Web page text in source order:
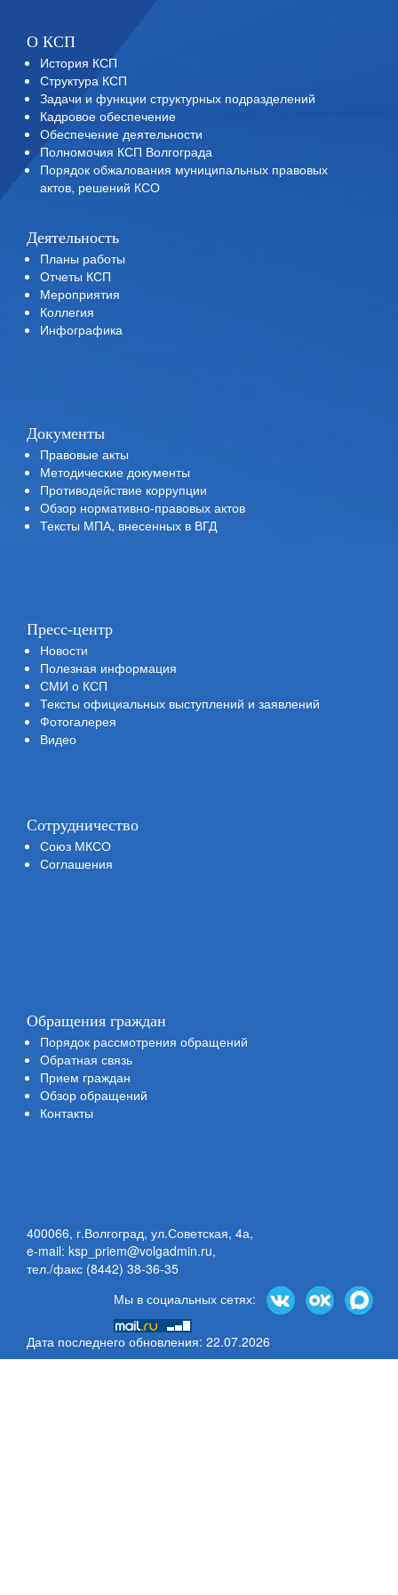
О КСП
История КСП
Структура КСП
Задачи и функции структурных подразделений
Кадровое обеспечение
Обеспечение деятельности
Полномочия КСП Волгограда
Порядок обжалования муниципальных правовых
актов, решений КСО
Деятельность
Планы работы
Отчеты КСП
Мероприятия
Коллегия
Инфографика
Документы
Правовые акты
Методические документы
Противодействие коррупции
Обзор нормативно-правовых актов
Тексты МПА, внесенных в ВГД
Пресс-центр
Новости
Полезная информация
СМИ о КСП
Тексты официальных выступлений и заявлений
Фотогалерея
Видео
Сотрудничество
Союз МКСО
Соглашения
Обращения граждан
Порядок рассмотрения обращений
Обратная связь
Прием граждан
Обзор обращений
Контакты
400066, г.Волгоград, ул.Советская, 4а,
e-mail: ksp_priem@volgadmin.ru,
тел./факс (8442) 38-36-35
Мы в социальных сетях:
Дата последнего обновления: 22.07.2026